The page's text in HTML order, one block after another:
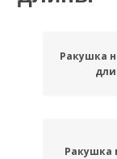
Ракушка
Ракушка